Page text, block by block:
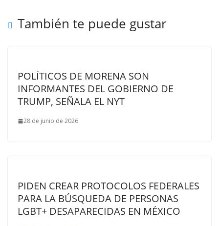
También te puede gustar
POLÍTICOS DE MORENA SON
INFORMANTES DEL GOBIERNO DE
TRUMP, SEÑALA EL NYT
28 de junio de 2026
PIDEN CREAR PROTOCOLOS FEDERALES
PARA LA BÚSQUEDA DE PERSONAS
LGBT+ DESAPARECIDAS EN MÉXICO